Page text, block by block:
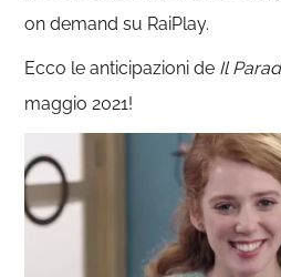
on demand su RaiPlay.
Ecco le anticipazioni de Il
maggio 2021!